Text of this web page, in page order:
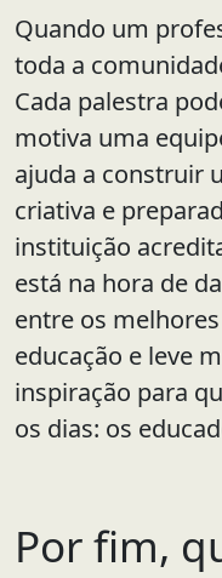
Quando um
toda a
Cada palestra
motiva uma
ajuda a construir
criativa e
instituição
está na hora de
entre os
educação e leve
inspiração para
os dias: os
Por fim,